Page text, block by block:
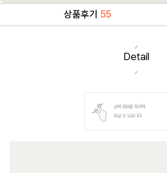
상품후기 55
Detail
상세 정보를 확대해
보실 수 있습니다.